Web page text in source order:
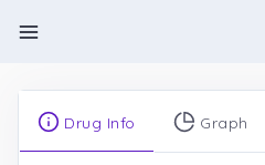
Drug Info Graph